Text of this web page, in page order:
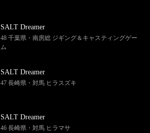
SALT Dreamer
48 千葉県・南房総 ジギング＆キャスティングゲー
ム
SALT Dreamer
47 長崎県・対馬 ヒラスズキ
SALT Dreamer
46 長崎県・対馬 ヒラマサ